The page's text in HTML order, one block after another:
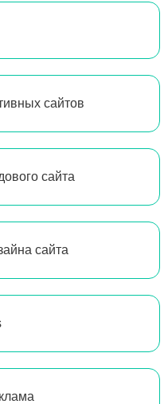
сайтов
сайта
сайта